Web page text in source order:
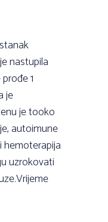
nastupila
1
je
je tooko
autoimune
hemoterapija
uzrokovati